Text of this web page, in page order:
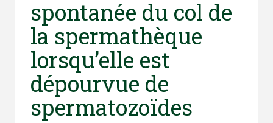
spontanée du col de
la spermathèque
lorsqu’elle est
dépourvue de
spermatozoïdes